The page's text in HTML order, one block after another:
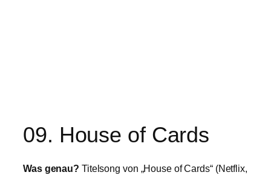
09. House of Cards
Was genau? Titelsong von „House of Cards“ (Netflix,